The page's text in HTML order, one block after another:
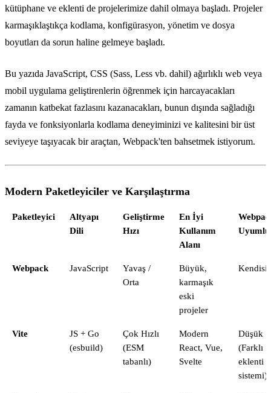
kütüphane ve eklenti de projelerimize dahil olmaya başladı. Projeler
karmaşıklaştıkça kodlama, konfigürasyon, yönetim ve dosya
boyutları da sorun haline gelmeye başladı.
Bu yazıda JavaScript, CSS (Sass, Less vb. dahil) ağırlıklı web veya
mobil uygulama geliştirenlerin öğrenmek için harcayacakları
zamanın katbekat fazlasını kazanacakları, bunun dışında sağladığı
fayda ve fonksiyonlarla kodlama deneyiminizi ve kalitesini bir üst
seviyeye taşıyacak bir araçtan, Webpack'ten bahsetmek istiyorum.
Modern Paketleyiciler ve Karşılaştırma
Paketleyici
Altyapı
Dili
Geliştirme
Hızı
En İyi
Kullanım
Alanı
Webpack JavaScript
Yavaş /
Orta
Büyük,
karmaşık
eski
projeler
Kendisi
Vite
JS + Go
(esbuild)
Çok Hızlı
(ESM
tabanlı)
Modern
React, Vue,
Svelte
Düşük
(Farklı
eklenti
sistemi)